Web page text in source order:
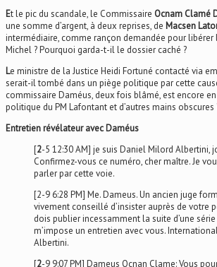
Et le pic du scandale, le Commissaire Ocnam Clamé
une somme d’argent, à deux reprises, de Macsen
intermédiaire, comme rançon demandée pour libérer
Michel ? Pourquoi garda-t-il le dossier caché ?
Le ministre de la Justice Heidi Fortuné contacté via
serait-il tombé dans un piège politique par cette
commissaire Daméus, deux fois blâmé, est encore
politique du PM Lafontant et d’autres mains obscures
Entretien révélateur avec Daméus
[2-5 12:30 AM] je suis Daniel Milord Albertini,
Confirmez-vous ce numéro, cher maître. Je
parler par cette voie.
[2-9 6:28 PM] Me. Dameus. Un ancien juge
vivement conseillé d’insister auprès de votre
dois publier incessamment la suite d’une
m’impose un entretien avec vous.
Albertini.
[2-9 9:07 PM] Dameus Ocnan Clame: Vous